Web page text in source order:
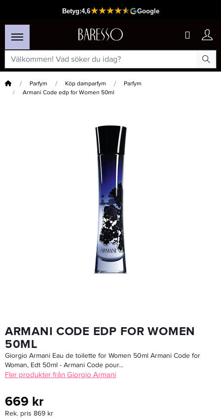
Hem Parfym Köp damparfym
Parfym
Armani Code edp for Women 50ml
Clean Classic Air Edp 60 Ml
Rek. pris 579 kr 499 kr
ARMANI CODE EDP FOR WOMEN
50ML
Giorgio Armani Eau de toilette for Women 50ml Armani Code for
Woman, Edt 50ml - Armani Code pour...
Fler produkter från Giorgio Armani
669 kr
Rek. pris 869 kr